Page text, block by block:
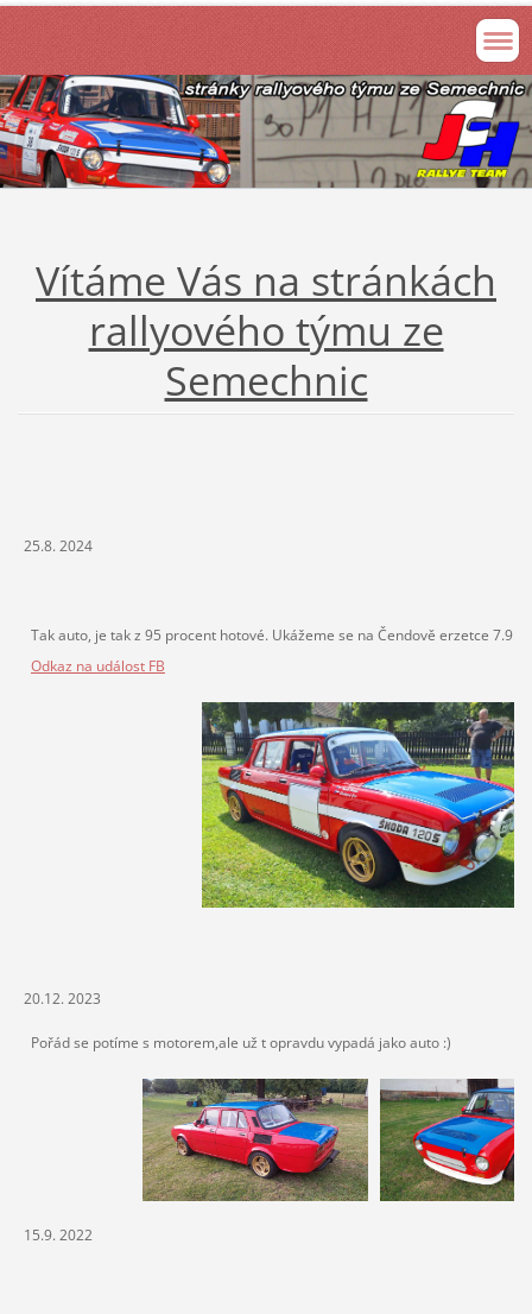
Vítáme Vás na stránkách
rallyového týmu ze
Semechnic
25.8. 2024
Tak auto, je tak z 95 procent hotové. Ukážeme se na Čendově erzetce 7.9.
Odkaz na událost FB
20.12. 2023
Pořád se potíme s motorem,ale už t opravdu vypadá jako auto :)
15.9. 2022